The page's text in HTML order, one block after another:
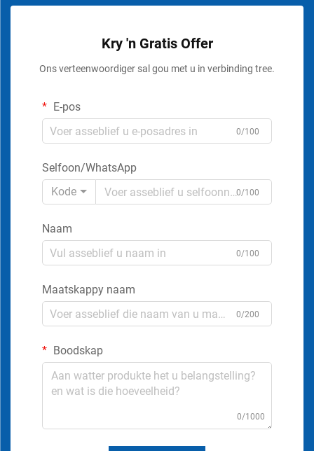
Kry 'n Gratis Offer
Ons verteenwoordiger sal gou met u in verbinding tree.
E-pos
0/100
Selfoon/WhatsApp
Kode
0/100
Naam
0/100
Maatskappy naam
0/200
Boodskap
0/1000